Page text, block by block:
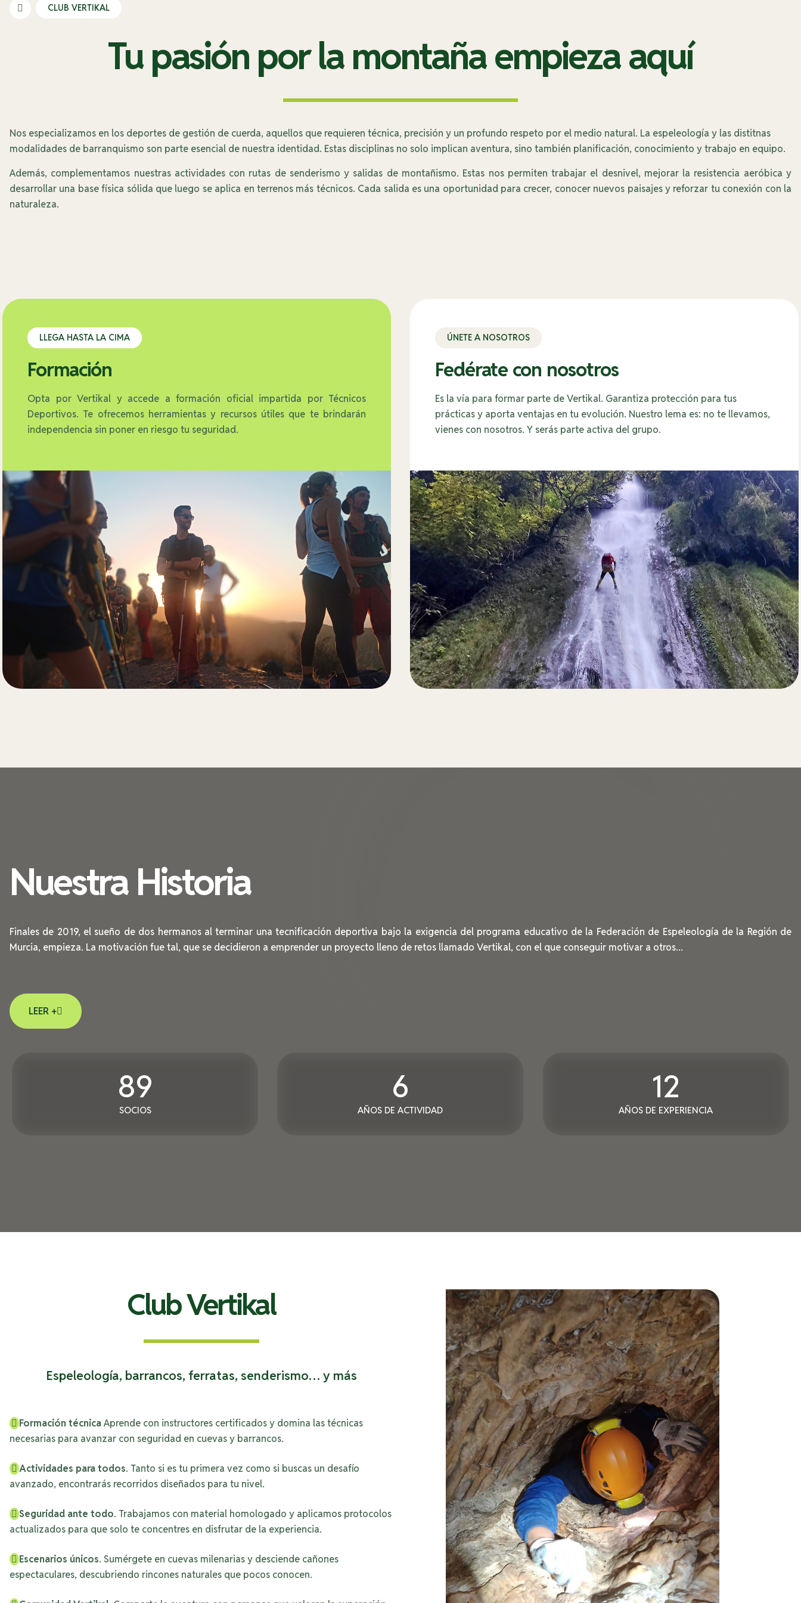
CLUB VERTIKAL
Tu pasión por la montaña empieza aquí
Nos especializamos en los deportes de gestión de cuerda, aquellos que requieren técnica, precisión y un profundo respeto por el medio natural. La espeleología y las distitnas
modalidades de barranquismo son parte esencial de nuestra identidad. Estas disciplinas no solo implican aventura, sino también planificación, conocimiento y trabajo en equipo.
Además, complementamos nuestras actividades con rutas de senderismo y salidas de montañismo. Estas nos permiten trabajar el desnivel, mejorar la resistencia aeróbica y
desarrollar una base física sólida que luego se aplica en terrenos más técnicos. Cada salida es una oportunidad para crecer, conocer nuevos paisajes y reforzar tu conexión con la
naturaleza.
LLEGA HASTA LA CIMA
Formación
Opta por Vertikal y accede a formación oficial impartida por Técnicos
Deportivos. Te ofrecemos herramientas y recursos útiles que te brindarán
independencia sin poner en riesgo tu seguridad.
ÚNETE A NOSOTROS
Fedérate con nosotros
Es la vía para formar parte de Vertikal. Garantiza protección para tus
prácticas y aporta ventajas en tu evolución. Nuestro lema es: no te llevamos,
vienes con nosotros. Y serás parte activa del grupo.
Nuestra Historia
Finales de 2019, el sueño de dos hermanos al terminar una tecnificación deportiva bajo la exigencia del programa educativo de la Federación de Espeleología de la Región de
Murcia, empieza. La motivación fue tal, que se decidieron a emprender un proyecto lleno de retos llamado Vertikal, con el que conseguir motivar a otros...
LEER +
89
SOCIOS
6
AÑOS DE ACTIVIDAD
12
AÑOS DE EXPERIENCIA
Club Vertikal
Espeleología, barrancos, ferratas, senderismo… y más
Formación técnicaAprende con instructores certificados y domina las técnicas
necesarias para avanzar con seguridad en cuevas y barrancos.
Actividades para todos. Tanto si es tu primera vez como si buscas un desafío
avanzado, encontrarás recorridos diseñados para tu nivel.
Seguridad ante todo. Trabajamos con material homologado y aplicamos protocolos
actualizados para que solo te concentres en disfrutar de la experiencia.
Escenarios únicos. Sumérgete en cuevas milenarias y desciende cañones
espectaculares, descubriendo rincones naturales que pocos conocen.